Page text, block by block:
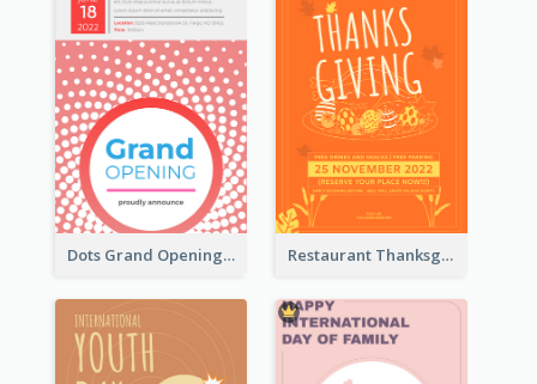
Dots Grand Opening Flyers Restaurant Thanksgiving Promote Flyers